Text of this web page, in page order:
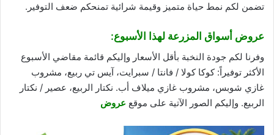
تضمن لكم نمط حياة متميز وقيمة شرائية تمنحكم ضعف التوفير.
عروض أسواق المزرعة لهذا الأسبوع:
وفرنا لكم جودة النخبة بأقل الأسعار وإليكم قائمة مقاضي الأسبوع
الأكثر توفيراً: كوكا كولا / فانتا / سبرايت، آيس تي ربيع، مشروب
غازي شوبس، مشروب غازي ميلاف أب. نكتار الربيع، عصير / نكتار
الربيع. وإليكم الصور الآتية على موقع عروض